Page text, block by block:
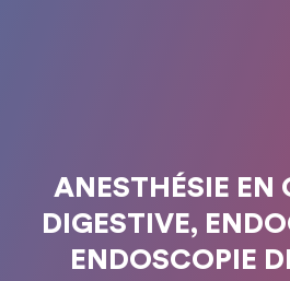
ANESTHÉSIE EN
DIGESTIVE,
ENDOSCOPIE